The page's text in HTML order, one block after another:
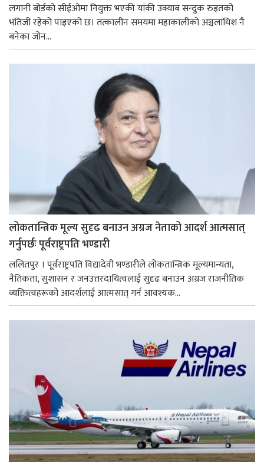
लगानी बोर्डको सीईओमा नियुक्त भएकी यांकी उक्याब सन्दुक रुइतको
भतिजी रहेको पाइएको छ। तत्कालीन समयमा महाकालीको अञ्चलाधिश नै
बनेका जोन...
लोकतान्त्रिक मूल्य सुदृढ बनाउन अग्रज नेताको आदर्श आत्मसात्
गर्नुपर्छः पूर्वराष्ट्रपति भण्डारी
ललितपुर । पूर्वराष्ट्रपति विद्यादेवी भण्डारीले लोकतान्त्रिक मूल्यमान्यता,
नैतिकता, सुशासन र जनउत्तरदायित्वलाई सुदृढ बनाउन अग्रज राजनीतिक
व्यक्तित्वहरूको आदर्शलाई आत्मसात् गर्न आवश्यक...